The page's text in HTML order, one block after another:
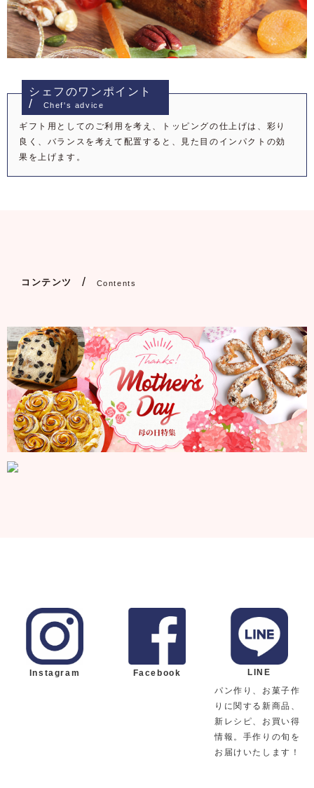
シェフのワンポイント
Chef's advice
ギフト用としてのご利用を考え、トッピングの仕上げは、彩り
良く、バランスを考えて配置すると、見た目のインパクトの効
果を上げます。
コンテンツ Contents
Instagram Facebook
LINE
パン作り、お菓子作
りに関する新商品、
新レシピ、お買い得
情報。手作りの旬を
お届けいたします！